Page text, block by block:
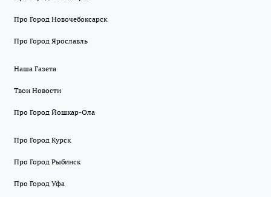
Про Город Новочебоксарск
Про Город Ярославль
Наша Газета
Твои Новости
Про Город Йошкар-Ола
Про Город Курск
Про Город Рыбинск
Про Город Уфа